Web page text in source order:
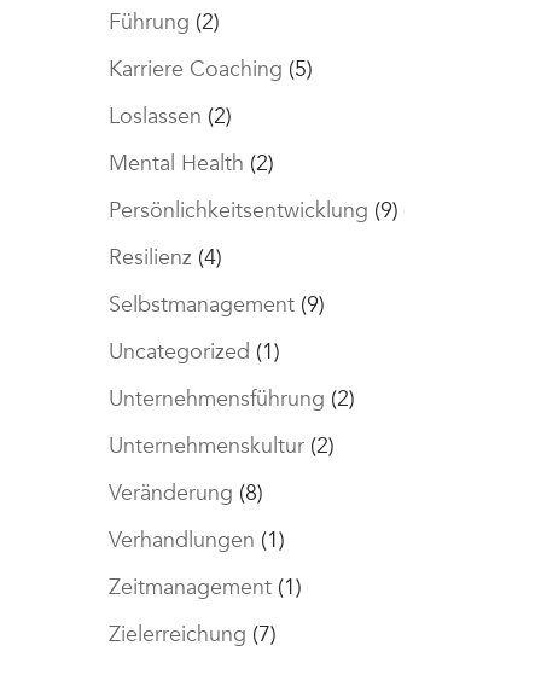
Führung (2)
Karriere Coaching (5)
Loslassen (2)
Mental Health (2)
Persönlichkeitsentwicklung (9)
Resilienz(4)
Selbstmanagement(9)
Uncategorized (1)
Unternehmensführung (2)
Unternehmenskultur(2)
Veränderung (8)
Verhandlungen (1)
Zeitmanagement(1)
Zielerreichung (7)